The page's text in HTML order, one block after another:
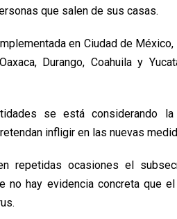
que salen de sus casas.
en Ciudad de
Durango, Coahuila y
se está considerando
infligir en las nuevas
repetidas ocasiones el
no hay evidencia concreta que